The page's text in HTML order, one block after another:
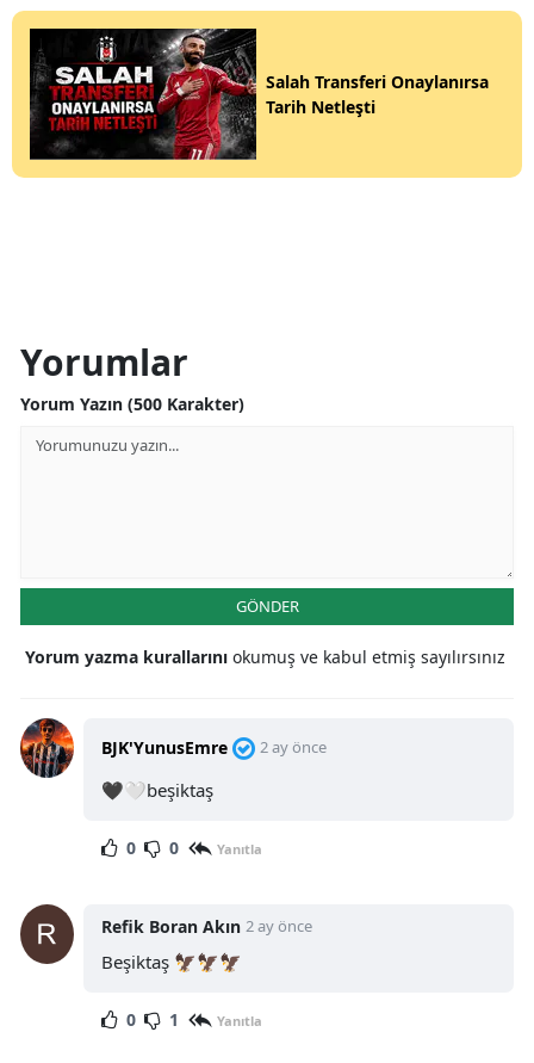
Salah Transferi Onaylanırsa
Tarih Netleşti
Yorumlar
Yorum Yazın (500 Karakter)
GÖNDER
Yorum yazma kurallarını okumuş ve kabul etmiş sayılırsınız
BJK'YunusEmre 2 ay önce
🖤🤍beşiktaş
0 0 Yanıtla
Refik Boran Akın 2 ay önce
Beşiktaş 🦅🦅🦅
0 1 Yanıtla